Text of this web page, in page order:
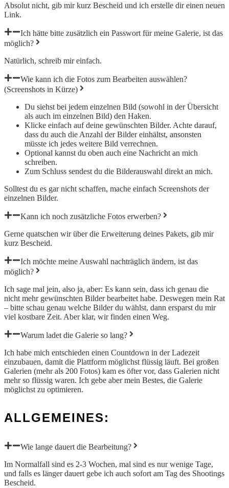
Absolut nicht, gib mir kurz Bescheid und ich erstelle dir einen neuen
Link.
Ich hätte bitte zusätzlich ein Passwort für meine Galerie, ist das
möglich?
Natürlich, schreib mir einfach.
Wie kann ich die Fotos zum Bearbeiten auswählen?
(Screenshots in Kürze)
Du siehst bei jedem einzelnen Bild (sowohl in der Übersicht
als auch im einzelnen Bild) den Haken.
Klicke einfach auf deine gewünschten Bilder. Achte darauf,
dass du auch die Anzahl der Bilder einhältst, ansonsten
müsste ich jedes weitere Bild verrechnen.
Optional kannst du oben auch eine Nachricht an mich
schreiben.
Zum Schluss sendest du die Bilderauswahl direkt an mich.
Solltest du es gar nicht schaffen, mache einfach Screenshots der
einzelnen Bilder.
Kann ich noch zusätzliche Fotos erwerben?
Gerne quatschen wir über die Erweiterung deines Pakets, gib mir
kurz Bescheid.
Ich möchte meine Auswahl nachträglich ändern, ist das
möglich?
Ich sage mal jein, also ja, aber: Es kann sein, dass ich genau die
nicht mehr gewünschten Bilder bearbeitet habe. Deswegen mein Rat
– bitte schau genau welche Bilder du wählst, dann ersparst du mir
viel kostbare Zeit. Aber klar, wir finden einen Weg.
Warum ladet die Galerie so lang?
Ich habe mich entschieden einen Countdown in der Ladezeit
einzubauen, damit die Plattform möglichst flüssig läuft. Bei großen
Galerien (mehr als 200 Fotos) kam es öfter vor, dass Galerien nicht
mehr so flüssig waren. Ich gebe aber mein Bestes, die Galerie
möglichst zu optimieren.
ALLGEMEINES:
Wie lange dauert die Bearbeitung?
Im Normalfall sind es 2-3 Wochen, mal sind es nur wenige Tage,
und falls es länger dauert gebe ich auch sofort am Tag des Shootings
Bescheid.